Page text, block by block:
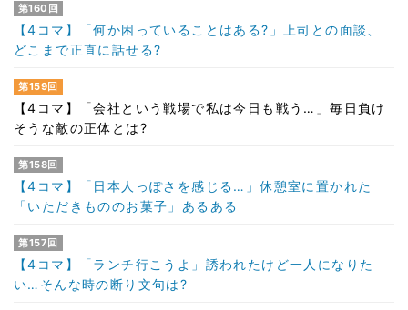
第160回
【4コマ】「何か困っていることはある?」上司との面談、
どこまで正直に話せる?
第159回
【4コマ】「会社という戦場で私は今日も戦う…」毎日負け
そうな敵の正体とは?
第158回
【4コマ】「日本人っぽさを感じる…」休憩室に置かれた
「いただきもののお菓子」あるある
第157回
【4コマ】「ランチ行こうよ」誘われたけど一人になりた
い…そんな時の断り文句は?